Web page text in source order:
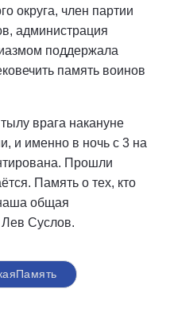
округа, член партии
администрация
поддержала
память воинов
врага накануне
и именно в ночь с 3 на
Прошли
Память о тех, кто
общая
Лев Суслов.